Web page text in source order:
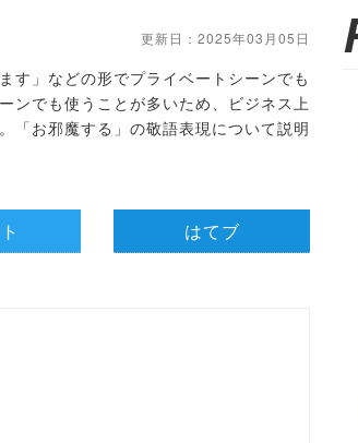
更新日：2025年03月05日
す」などの形でプライベートシーンでも
ンでも使うことが多いため、ビジネス上
「お邪魔する」の敬語表現について説明
はてブ